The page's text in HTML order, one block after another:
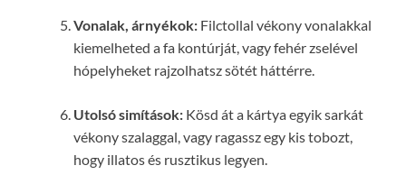
Vonalak, árnyékok: Filctollal vékony vonalakkal
kiemelheted a fa kontúrját, vagy fehér zselével
hópelyheket rajzolhatsz sötét háttérre.
Utolsó simítások: Kösd át a kártya egyik sarkát
vékony szalaggal, vagy ragassz egy kis tobozt,
hogy illatos és rusztikus legyen.